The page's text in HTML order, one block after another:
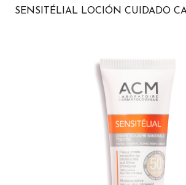
SENSITÉLIAL LOCIÓN CUIDADO